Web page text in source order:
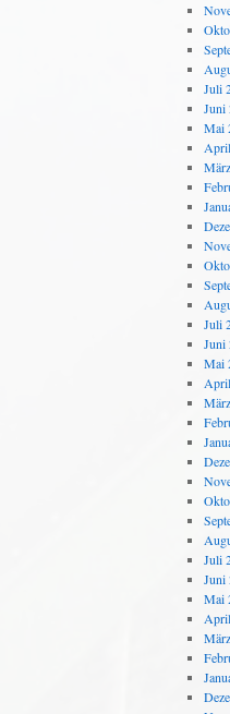
Juli
Juni
Mai
Juli
Juni
Mai
Juli
Juni
Mai